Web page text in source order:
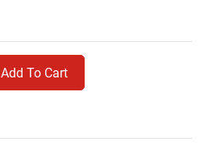
Add To Cart